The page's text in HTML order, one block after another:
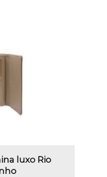
luxo Rio